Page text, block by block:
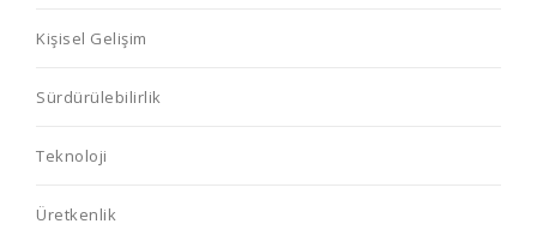
Kişisel Gelişim
Sürdürülebilirlik
Teknoloji
Üretkenlik